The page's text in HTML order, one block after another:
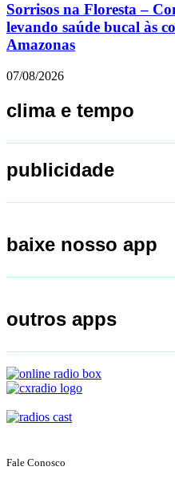
Sorrisos na Floresta –
levando saúde bucal às
Amazonas
07/08/2026
clima e tempo
publicidade
baixe nosso app
outros apps
Fale Conosco